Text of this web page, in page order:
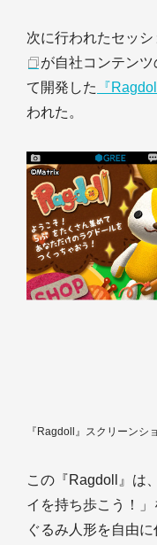
次に行われたセッシ
が自社コンテン
て開発した
『
われた。
『Ragdoll』スクリーンシ
この『Ragdoll』は
イを持ち歩こう！
ぐるみ人形を自由